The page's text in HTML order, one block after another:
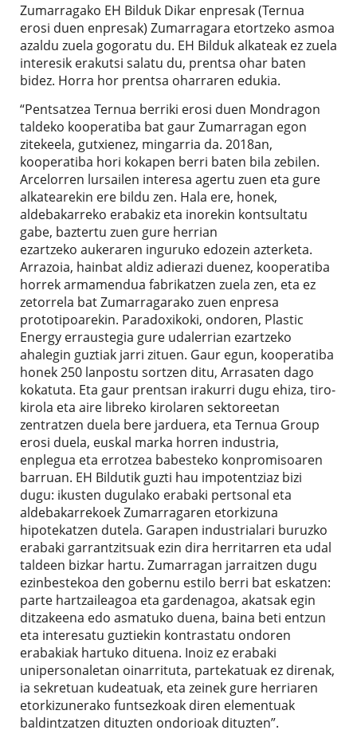
Zumarragako EH Bilduk Dikar enpresak (Ternua
erosi duen enpresak) Zumarragara etortzeko asmoa
azaldu zuela gogoratu du. EH Bilduk alkateak ez zuela
interesik erakutsi salatu du, prentsa ohar baten
bidez. Horra hor prentsa oharraren edukia.
“Pentsatzea Ternua berriki erosi duen Mondragon
taldeko kooperatiba bat gaur Zumarragan egon
zitekeela, gutxienez, mingarria da. 2018an,
kooperatiba hori kokapen berri baten bila zebilen.
Arcelorren lursailen interesa agertu zuen eta gure
alkatearekin ere bildu zen. Hala ere, honek,
aldebakarreko erabakiz eta inorekin kontsultatu
gabe, baztertu zuen gure herrian
ezartzeko aukeraren inguruko edozein azterketa.
Arrazoia, hainbat aldiz adierazi duenez, kooperatiba
horrek armamendua fabrikatzen zuela zen, eta ez
zetorrela bat Zumarragarako zuen enpresa
prototipoarekin. Paradoxikoki, ondoren, Plastic
Energy erraustegia gure udalerrian ezartzeko
ahalegin guztiak jarri zituen. Gaur egun, kooperatiba
honek 250 lanpostu sortzen ditu, Arrasaten dago
kokatuta. Eta gaur prentsan irakurri dugu ehiza, tiro-
kirola eta aire libreko kirolaren sektoreetan
zentratzen duela bere jarduera, eta Ternua Group
erosi duela, euskal marka horren industria,
enplegua eta errotzea babesteko konpromisoaren
barruan. EH Bildutik guzti hau impotentziaz bizi
dugu: ikusten dugulako erabaki pertsonal eta
aldebakarrekoek Zumarragaren etorkizuna
hipotekatzen dutela. Garapen industrialari buruzko
erabaki garrantzitsuak ezin dira herritarren eta udal
taldeen bizkar hartu. Zumarragan jarraitzen dugu
ezinbestekoa den gobernu estilo berri bat eskatzen:
parte hartzaileagoa eta gardenagoa, akatsak egin
ditzakeena edo asmatuko duena, baina beti entzun
eta interesatu guztiekin kontrastatu ondoren
erabakiak hartuko dituena. Inoiz ez erabaki
unipersonaletan oinarrituta, partekatuak ez direnak,
ia sekretuan kudeatuak, eta zeinek gure herriaren
etorkizunerako funtsezkoak diren elementuak
baldintzatzen dituzten ondorioak dituzten”.